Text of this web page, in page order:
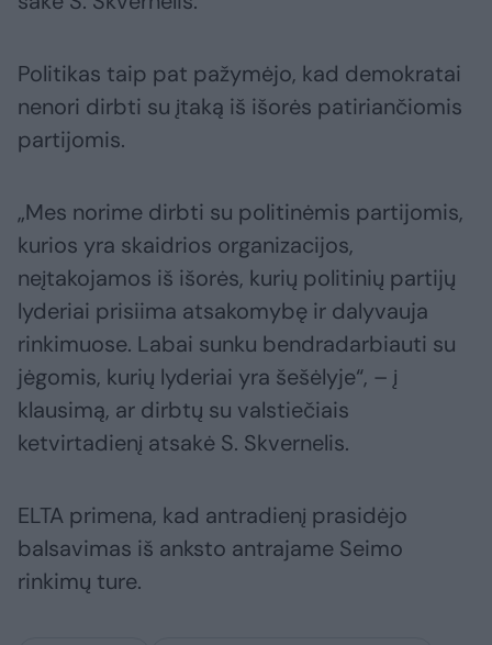
Politikas taip pat pažymėjo, kad demokratai
nenori dirbti su įtaką iš išorės patiriančiomis
partijomis.
„Mes norime dirbti su politinėmis partijomis,
kurios yra skaidrios organizacijos,
neįtakojamos iš išorės, kurių politinių partijų
lyderiai prisiima atsakomybę ir dalyvauja
rinkimuose. Labai sunku bendradarbiauti su
jėgomis, kurių lyderiai yra šešėlyje“, – į
klausimą, ar dirbtų su valstiečiais
ketvirtadienį atsakė S. Skvernelis.
ELTA primena, kad antradienį prasidėjo
balsavimas iš anksto antrajame Seimo
rinkimų ture.